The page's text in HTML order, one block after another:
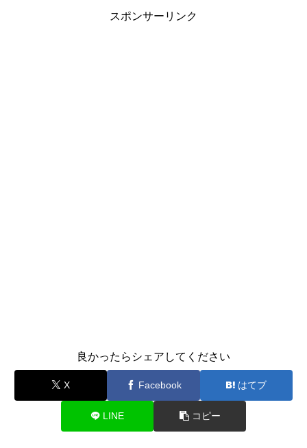
スポンサーリンク
良かったらシェアしてください
X Facebook はてブ
LINE コピー